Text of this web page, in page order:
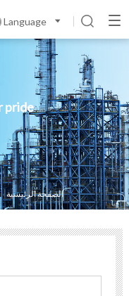
Language 
pride
الصفحة الرئيسية